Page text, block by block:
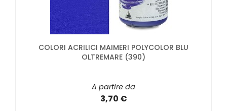
COLORI ACRILICI MAIMERI POLYCOLOR BLU
OLTREMARE (390)
A partire da
3,70 €